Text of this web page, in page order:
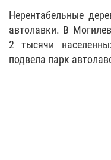
Нерентабельные
автолавки. В
2 тысячи
подвела парк